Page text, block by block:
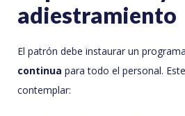
adiestramiento
El patrón debe instaurar un
continua para todo el personal.
contemplar: